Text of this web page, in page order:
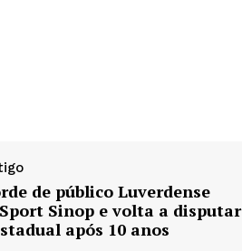
de público Luverdense
Sinop e volta a disputar
após 10 anos